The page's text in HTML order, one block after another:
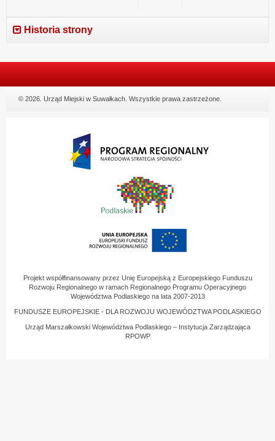
Historia strony
© 2026. Urząd Miejski w Suwałkach. Wszystkie prawa zastrzeżone.
Projekt współfinansowany przez Unię Europejską z Europejskiego Funduszu
Rozwoju Regionalnego w ramach Regionalnego Programu Operacyjnego
Województwa Podlaskiego na lata 2007-2013
FUNDUSZE EUROPEJSKIE - DLA ROZWOJU WOJEWÓDZTWA PODLASKIEGO
Urząd Marszałkowski Województwa Podlaskiego – Instytucja Zarządzająca
RPOWP